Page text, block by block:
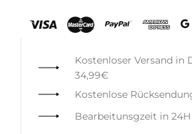
Kostenloser Versand in
34,99€
Kostenlose
Bearbeitunsgzeit in 24H